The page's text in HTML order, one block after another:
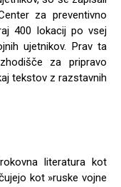
za preventivno
400 lokacij po vsej
ujetnikov. Prav ta
za pripravo
tekstov z razstavnih
literatura kot
kot »ruske vojne